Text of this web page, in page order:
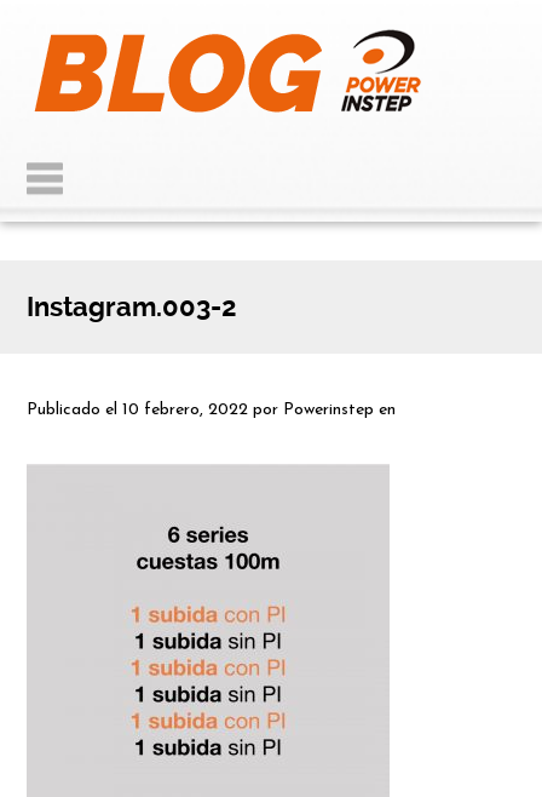
Instagram.003-2
Publicado el10 febrero, 2022 por Powerinstep en